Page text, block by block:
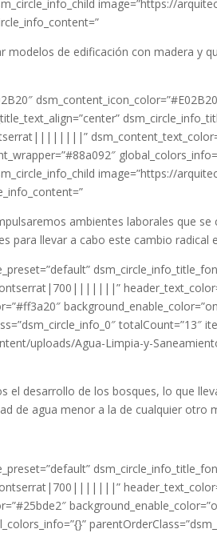
image=”https://
de edificación con madera y
image=”https://
ambientes laborales que se
para llevar a cabo este cambio radical
totalCount=”13″
uploads/Agua-Limpia-y-
el desarrollo de los bosques, lo que
de agua menor a la de cualquier otro